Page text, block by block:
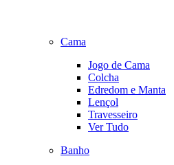
Cama
Jogo de Cama
Colcha
Edredom e Manta
Lençol
Travesseiro
Ver Tudo
Banho